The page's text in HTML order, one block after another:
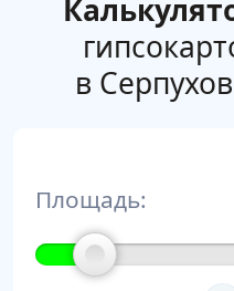
в
Площадь: